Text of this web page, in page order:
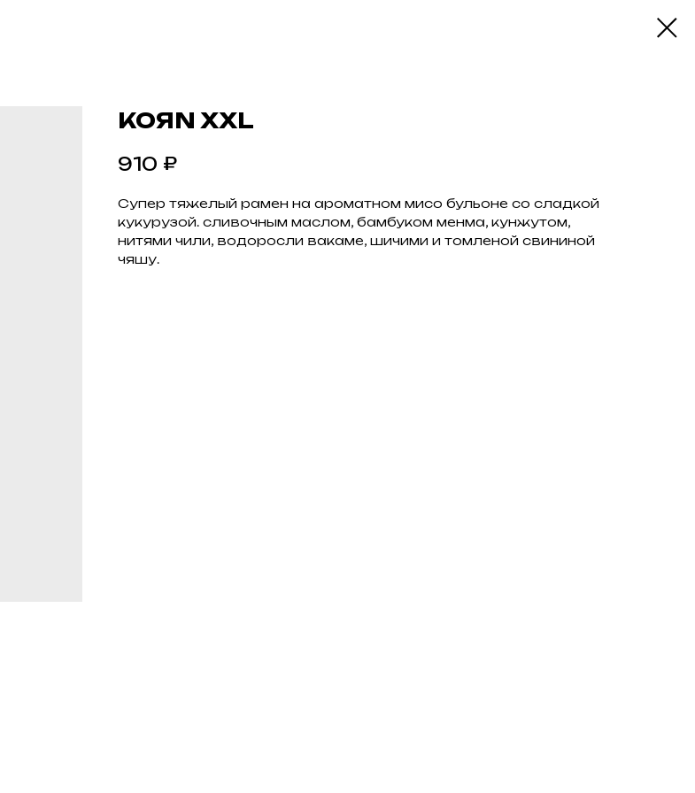
KOЯN XXL
910 ₽
Супер тяжелый рамен на ароматном мисо бульоне со сладкой
кукурузой. сливочным маслом, бамбуком менма, кунжутом,
нитями чили, водоросли вакаме, шичими и томленой свининой
чяшу.